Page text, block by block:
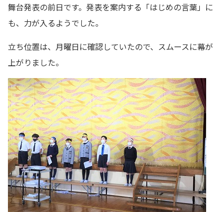
舞台発表の前日です。発表を案内する「はじめの言葉」に
も、力が入るようでした。
立ち位置は、月曜日に確認していたので、スムースに幕が
上がりました。